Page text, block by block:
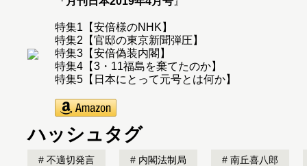
特集1【安倍様のNHK】
特集2【官邸の東京新聞弾圧】
特集3【安倍偽装内閣】
特集4【3・11福島を棄てたのか】
特集5【日本にとって元号とは何か】
ハッシュタグ
不適切発言 内閣法制局 南丘喜八郎